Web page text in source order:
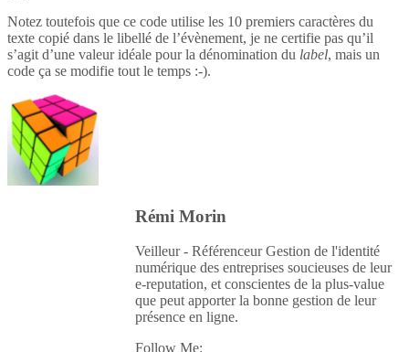
Notez toutefois que ce code utilise les 10 premiers caractères du
texte copié dans le libellé de l’évènement, je ne certifie pas qu’il
s’agit d’une valeur idéale pour la dénomination du label, mais un
code ça se modifie tout le temps :-).
Rémi Morin
Veilleur - Référenceur Gestion de l'identité
numérique des entreprises soucieuses de leur
e-reputation, et conscientes de la plus-value
que peut apporter la bonne gestion de leur
présence en ligne.
Follow Me: